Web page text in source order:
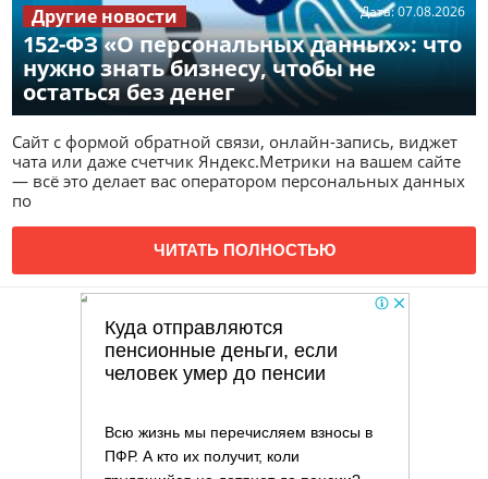
152-ФЗ «О персональных данных»: что
нужно знать бизнесу, чтобы не
остаться без денег
Дата:07.08.2026
Другие новости
Сайт с формой обратной связи, онлайн-запись, виджет
чата или даже счетчик Яндекс.Метрики на вашем сайте
— всё это делает вас оператором персональных данных
по
ЧИТАТЬ ПОЛНОСТЬЮ